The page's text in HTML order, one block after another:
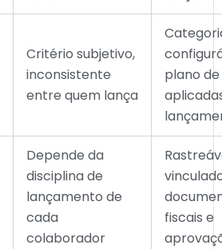
Critério subjetivo,
inconsistente
entre quem lança
plano
Depende da
disciplina de
lançamento de
cada
colaborador
fiscais e